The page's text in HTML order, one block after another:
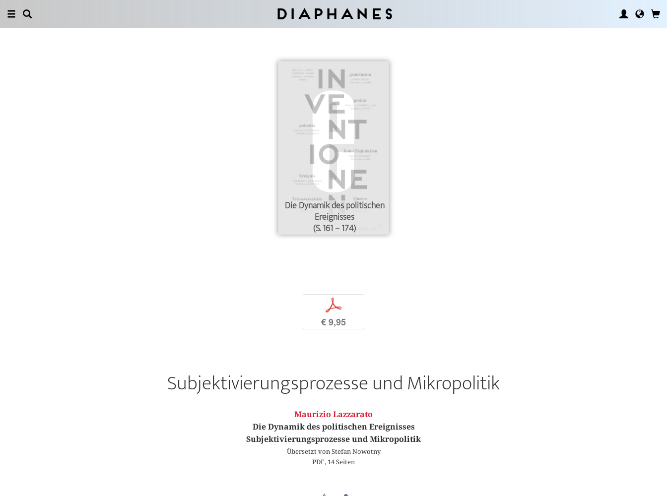
Diaphanes
Die Dynamik des politischen
Ereignisses
(S. 161 – 174)
p
€ 9,95
Subjektivierungsprozesse und Mikropolitik
Maurizio Lazzarato
Die Dynamik des politischen Ereignisses
Subjektivierungsprozesse und Mikropolitik
Übersetzt von Stefan Nowotny
PDF, 14 Seiten